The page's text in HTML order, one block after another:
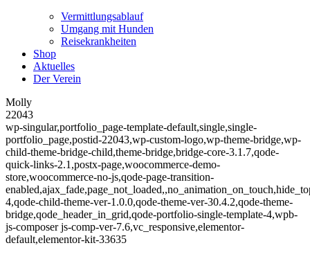
Vermittlungsablauf
Umgang mit Hunden
Reisekrankheiten
Shop
Aktuelles
Der Verein
Molly
22043
wp-singular,portfolio_page-template-default,single,single-
portfolio_page,postid-22043,wp-custom-logo,wp-theme-bridge,wp-
child-theme-bridge-child,theme-bridge,bridge-core-3.1.7,qode-
quick-links-2.1,postx-page,woocommerce-demo-
store,woocommerce-no-js,qode-page-transition-
4,qode-child-theme-ver-1.0.0,qode-theme-ver-30.4.2,qode-theme-
bridge,qode_header_in_grid,qode-portfolio-single-template-4,wpb-
js-composer js-comp-ver-7.6,vc_responsive,elementor-
default,elementor-kit-33635